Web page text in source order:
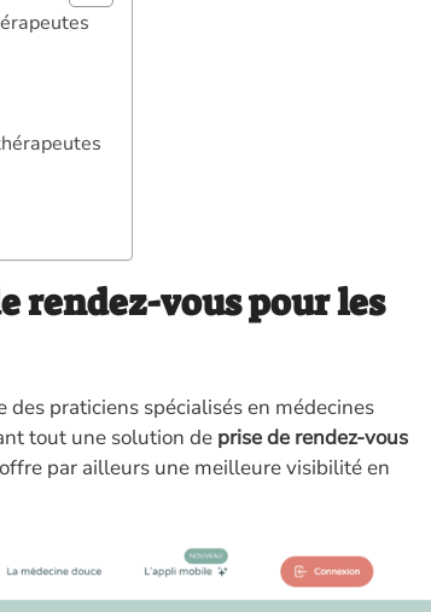
rendez-vous pour les
praticiens spécialisés en médecines
tout une solution de prise de rendez-vous
par ailleurs une meilleure visibilité en